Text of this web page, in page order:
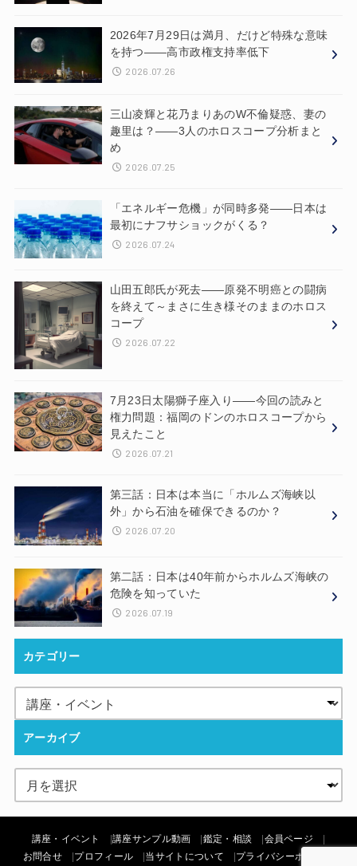
2026年7月29日は満月、だけど特殊な意味
を持つ——高市政権支持率低下
2026.07.26
三山凌輝と花乃まりあのW不倫疑惑、妻の
趣里は？——3人のホロスコープ分析まと
め
2026.07.25
「エネルギー危機」が同時多発——日本は
最初にナフサショックがくる？
2026.07.24
山田五郎氏が死去——原発不明癌との闘病
を終えて～まさに生き様そのままのホロス
コープ
2026.07.22
7月23日太陽獅子座入り——今回の読みと
権力問題：福岡のドンのホロスコープから
見えたこと
2026.07.21
第三話：日本は本当に「ホルムズ海峡以
外」から石油を確保できるのか？
2026.07.20
第二話：日本は40年前からホルムズ海峡の
危険を知っていた
2026.07.19
カテゴリー
アーカイブ
講座・イベント 講座サンプル動画 鑑定・相談
会員ページ
お問合せ
プロフィール 当サイトについて プライバシーポリシー